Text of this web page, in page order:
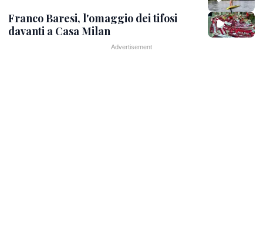
Franco Baresi, l'omaggio dei tifosi
davanti a Casa Milan